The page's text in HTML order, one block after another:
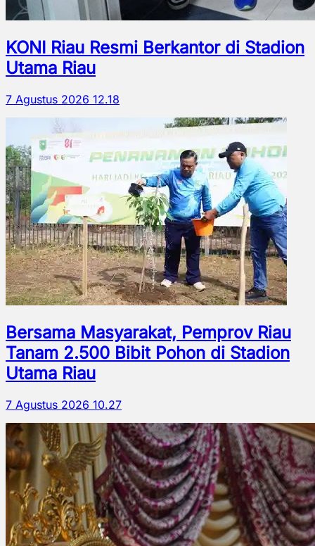
KONI Riau Resmi Berkantor di Stadion
Utama Riau
7 Agustus 2026 12.18
Bersama Masyarakat, Pemprov Riau
Tanam 2.500 Bibit Pohon di Stadion
Utama Riau
7 Agustus 2026 10.27